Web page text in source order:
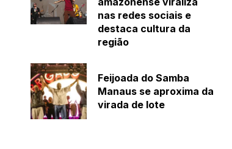
nas redes sociais e
destaca cultura da
região
Feijoada do Samba
Manaus se aproxima da
virada de lote